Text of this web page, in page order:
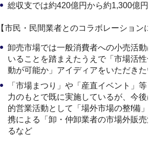
総収支では約420億円から約1,300億円
【市民・民間業者とのコラボレーション
卸売市場では一般消費者への小売活動
いることを踏まえたうえで「市場活性
動が可能か」アイディアをいただきた
「市場まつり」や「産直イベント」等
力のもとで既に実施しているが、今後
的営業活動として「場外市場の整f備」
携による「卸・仲卸業者の市場外販売
るなど